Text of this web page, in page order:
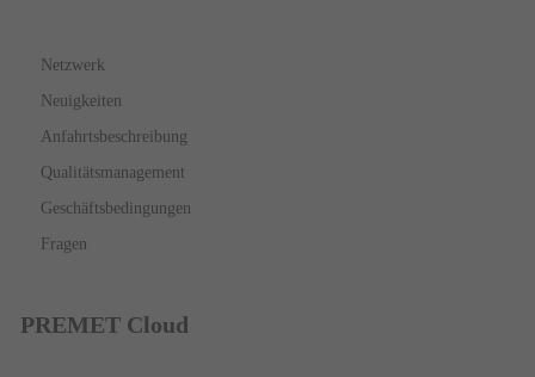
Netzwerk
Neuigkeiten
Anfahrtsbeschreibung
Qualitätsmanagement
Geschäftsbedingungen
Fragen
PREMET Cloud